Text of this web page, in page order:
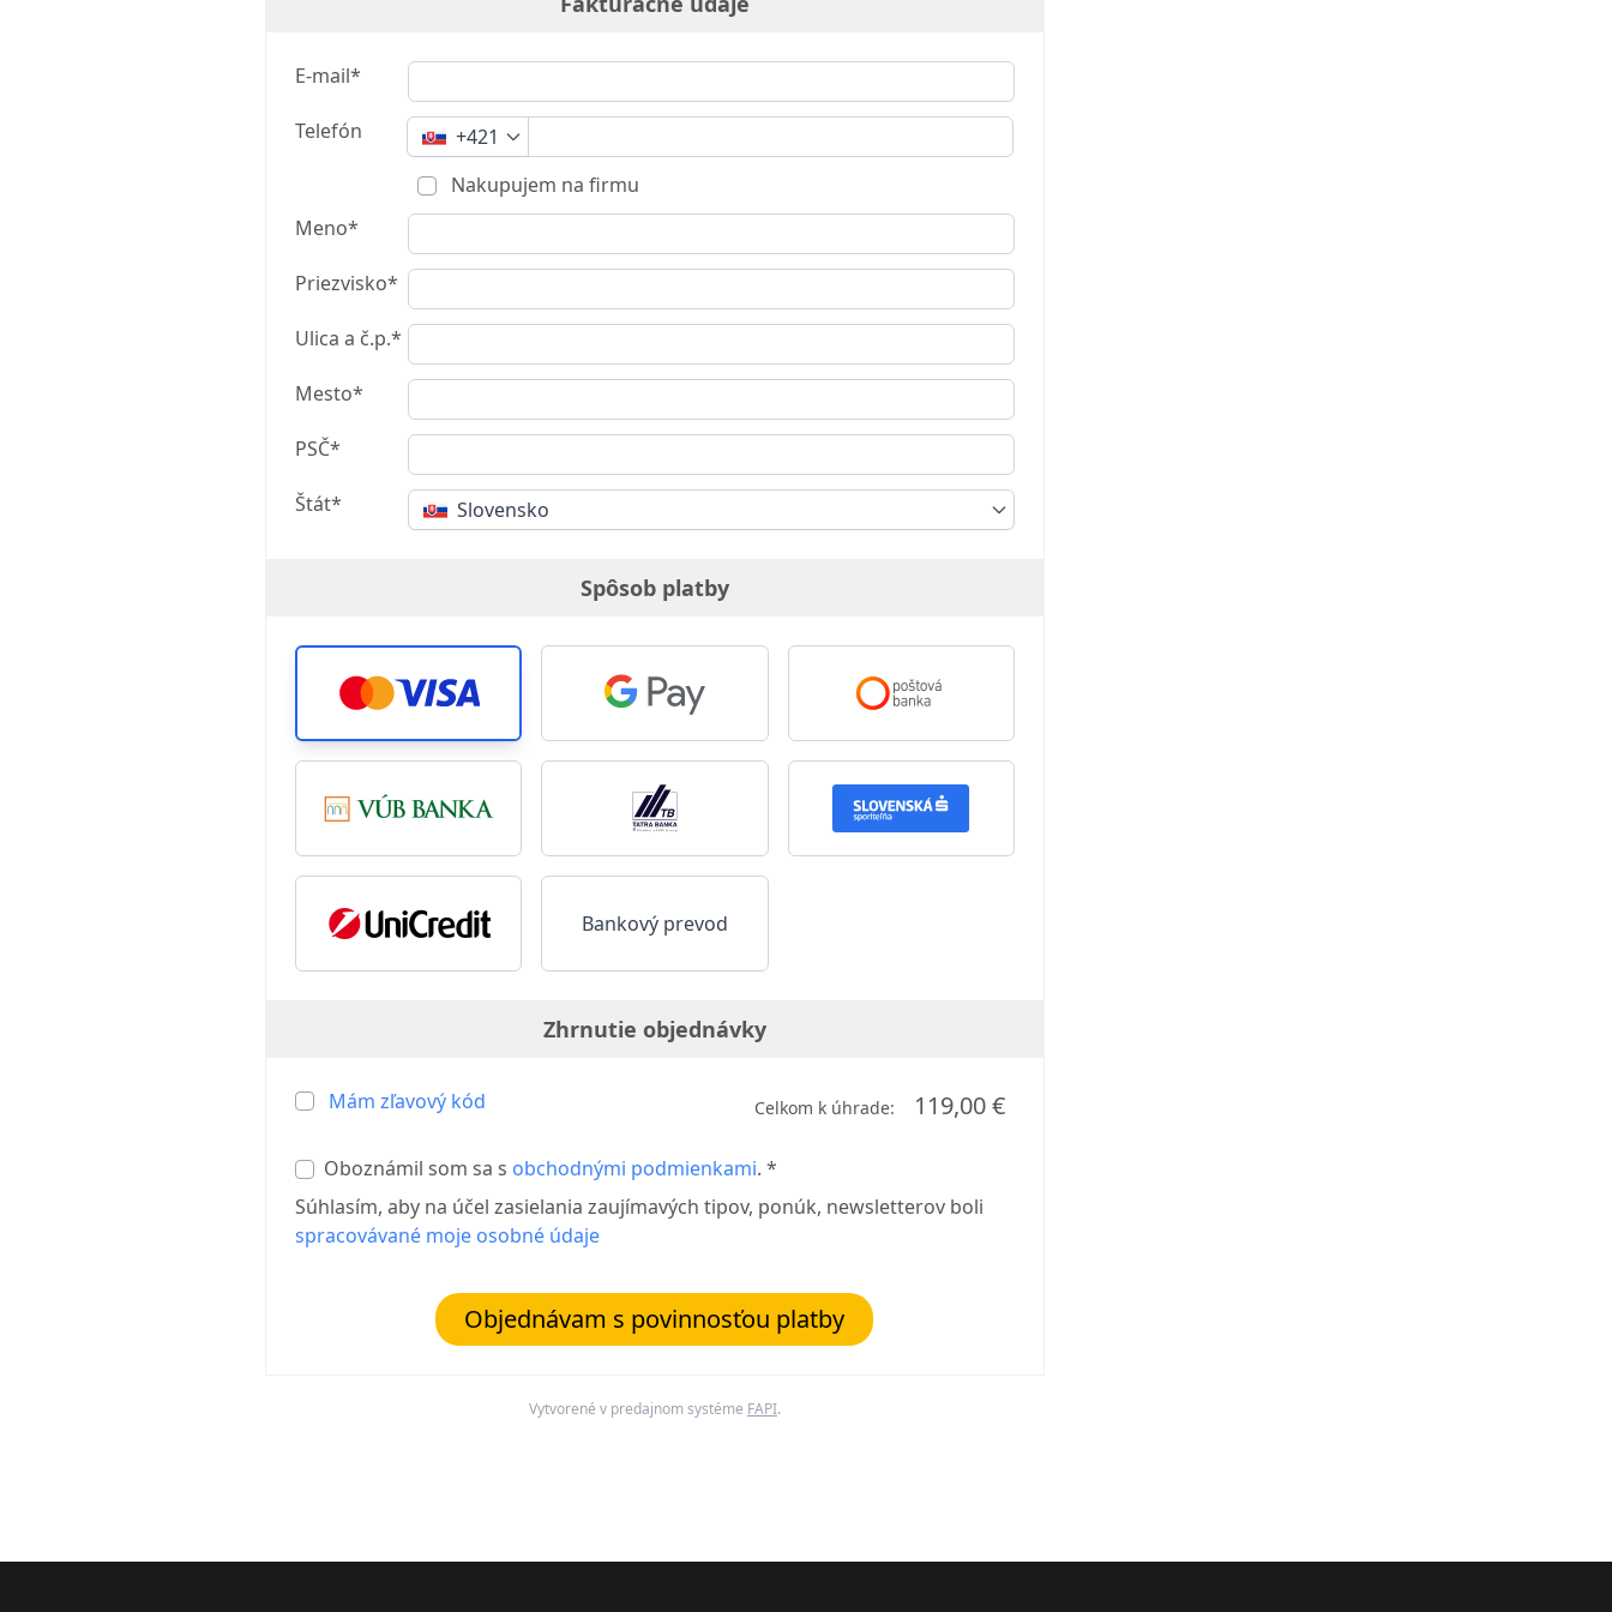
E-mail*
Telefón
+421
Nakupujem na firmu
Meno*
Priezvisko*
Ulica a č.p.*
Mesto*
PSČ*
Štát* Slovensko
Spôsob platby
Bankový prevod
Zhrnutie objednávky
Mám zľavový kód Celkom k úhrade: 119,00 €
Oboznámil som sa s obchodnými podmienkami. *
Súhlasím, aby na účel zasielania zaujímavých tipov, ponúk, newsletterov boli
spracovávané moje osobné údaje
Objednávam s povinnosťou platby
Vytvorené v predajnom systéme FAPI.